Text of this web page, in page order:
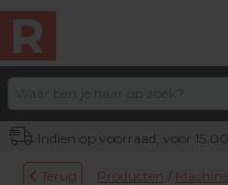
Indien op voorraad, voor
Terug Producten /